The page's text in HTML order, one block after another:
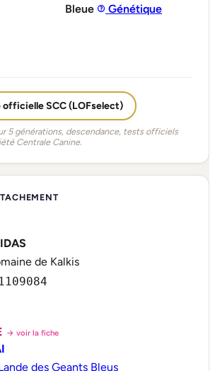
Bleue
Génétique
officielle SCC (LOFselect)
5 générations, descendance, tests officiels
Centrale Canine.
de Kalkis
→ voir la fiche
des Geants Bleus